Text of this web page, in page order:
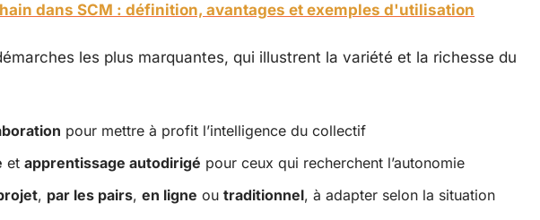
dans SCM : définition, avantages et exemples d'utilisation
les plus marquantes, qui illustrent la variété et la richesse du
pour mettre à profit l’intelligence du collectif
et apprentissage autodirigé pour ceux qui recherchent l’autonomie
, par les pairs, en ligne ou traditionnel, à adapter selon la situation